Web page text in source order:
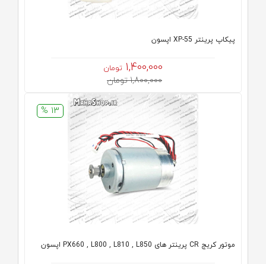
پیکاپ پرینتر XP-55 اپسون
1,400,000 تومان
1,800,000 تومان
13 %
موتور کریج CR پرینتر های PX660 , L800 , L810 , L850 اپسون